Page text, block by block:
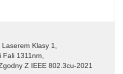
Klasy 1
Fali 1311nm
Z IEEE 802.3cu-2021